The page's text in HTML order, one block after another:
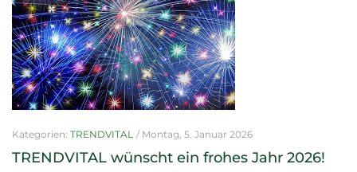
Kategorien: TRENDVITAL / Montag, 5. Januar 2026
TRENDVITAL wünscht ein frohes Jahr 2026!